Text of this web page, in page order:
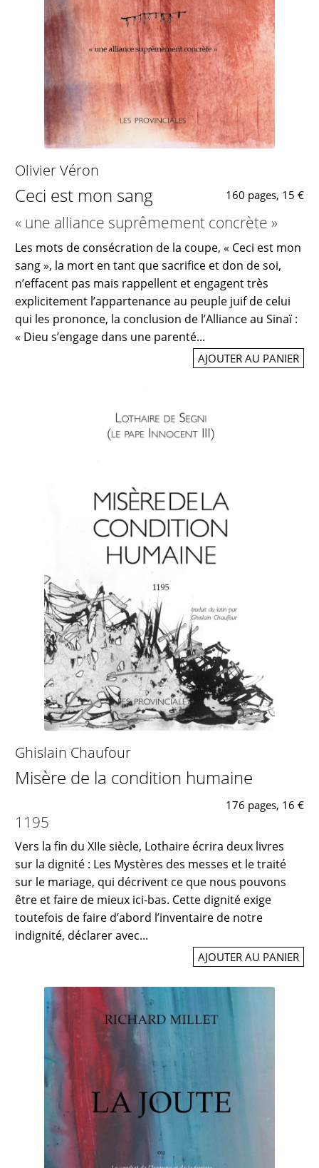
Olivier Véron
Ceci est mon sang 160 pages, 15 €
« une alliance suprêmement concrète »
Les mots de consécration de la coupe, « Ceci est mon
sang », la mort en tant que sacrifice et don de soi,
n’effacent pas mais rappellent et engagent très
explicitement l’appartenance au peuple juif de celui
qui les prononce, la conclusion de l’Alliance au Sinaï :
« Dieu s’engage dans une parenté...
AJOUTER AU PANIER
Ghislain Chaufour
Misère de la condition humaine
176 pages, 16 €
1195
Vers la fin du XIIe siècle, Lothaire écrira deux livres
sur la dignité : Les Mystères des messes et le traité
sur le mariage, qui décrivent ce que nous pouvons
être et faire de mieux ici-bas. Cette dignité exige
toutefois de faire d’abord l’inventaire de notre
indignité, déclarer avec...
AJOUTER AU PANIER